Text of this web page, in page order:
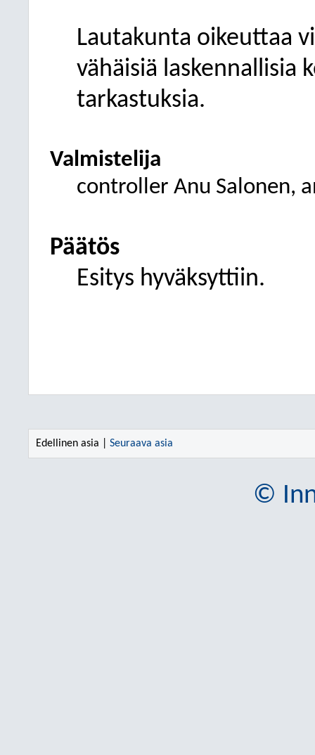
Lautakunta oikeuttaa
vähäisiä laskennallisia
tarkastuksia.
Valmistelija
controller Anu Salonen,
Päätös
Esitys hyväksyttiin.
Edellinen asia | Seuraava asia
©